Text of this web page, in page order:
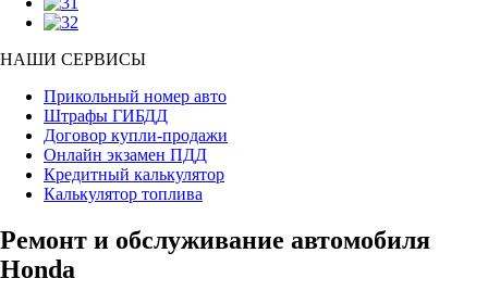
НАШИ СЕРВИСЫ
Прикольный номер авто
Штрафы ГИБДД
Договор купли-продажи
Онлайн экзамен ПДД
Кредитный калькулятор
Калькулятор топлива
Ремонт и обслуживание автомобиля
Honda